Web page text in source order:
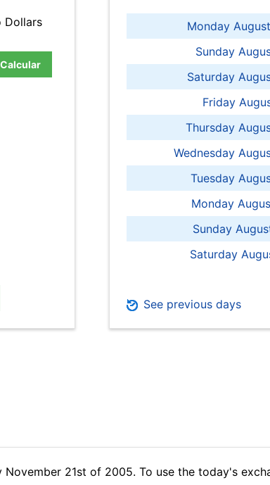
Dollars
Calcular
Monday
Sunday
Saturday
Friday
Thursday
Wednesday
Tuesday
Monday
Sunday
Saturday
See previous days
21st of 2005. To use the today's